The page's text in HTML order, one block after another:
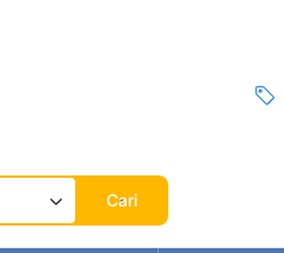
Cari